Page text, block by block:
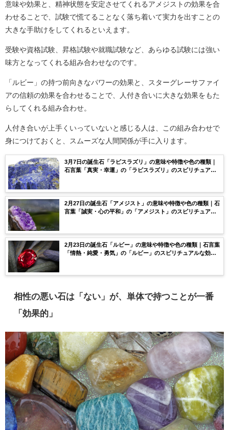
意味や効果と、精神状態を安定させてくれるアメジストの効果を合
わせることで、試験で慌てることなく落ち着いて実力を出すことの
大きな手助けをしてくれるといえます。
受験や資格試験、昇格試験や就職試験など、あらゆる試験には強い
味方となってくれる組み合わせなのです。
「ルビー」の持つ前向きなパワーの効果と、スターグレーサファイ
アの信頼の効果を合わせることで、人付き合いに大きな効果をもた
らしてくれる組み合わせ。
人付き合いが上手くいっていないと感じる人は、この組み合わせで
身につけておくと、スムーズな人間関係が手に入ります。
3月7日の誕生石「ラピスラズリ」の意味や特徴や色の種類｜
石言葉「真実・幸運」の「ラピスラズリ」のスピリチュアル
2月27日の誕生石「アメジスト」の意味や特徴や色の種類｜石
言葉「誠実・心の平和」の「アメジスト」のスピリチュアル
2月23日の誕生石「ルビー」の意味や特徴や色の種類｜石言葉
「情熱・純愛・勇気」の「ルビー」のスピリチュアルな効果
相性の悪い石は「ない」が、単体で持つことが一番
「効果的」